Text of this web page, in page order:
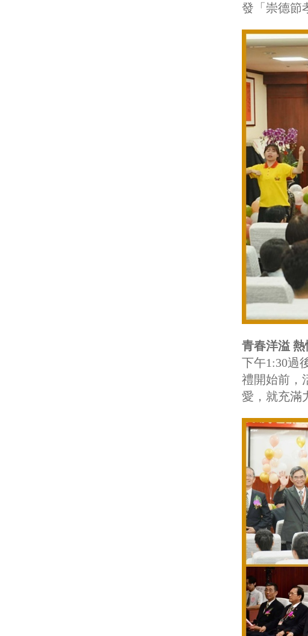
發「崇德節
青春洋溢 熱
下午1:30過
禮開始前，
愛，就充滿